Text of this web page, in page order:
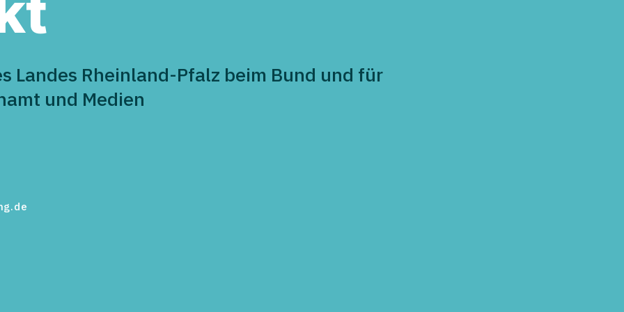
Landes Rheinland-Pfalz beim Bund und für
und Medien